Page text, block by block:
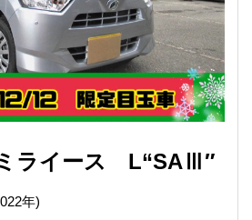
ライース L“SAⅢ″
年)